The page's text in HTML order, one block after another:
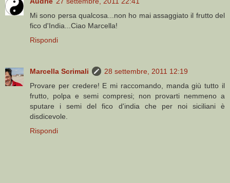
Mi sono persa qualcosa...non ho mai assaggiato il frutto del
fico d'India...Ciao Marcella!
Rispondi
Marcella Scrimali
28 settembre, 2011 12:19
Provare per credere! E mi raccomando, manda giù tutto il
frutto, polpa e semi compresi; non provarti nemmeno a
sputare i semi del fico d'india che per noi siciliani è
disdicevole.
Rispondi